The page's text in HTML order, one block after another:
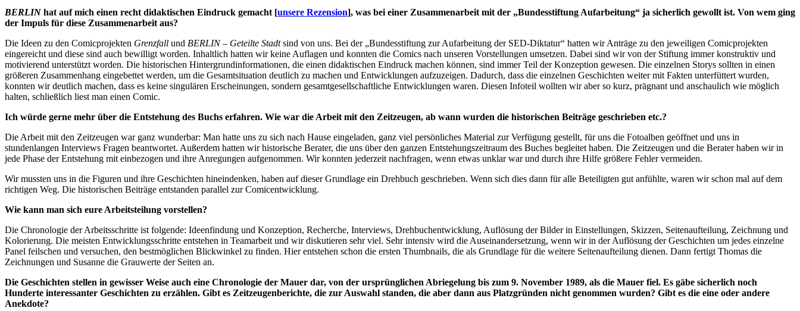
BERLIN hat auf mich einen recht didaktischen Eindruck gemacht [unsere Rezension], was bei einer Zusammenarbeit mit der „Bundesstiftung Aufarbeitung“ ja sicherlich gewollt ist. Von wem ging
der Impuls für diese Zusammenarbeit aus?
Die Ideen zu den Comicprojekten Grenzfall und BERLIN – Geteilte Stadtsind von uns. Bei der „Bundesstiftung zur Aufarbeitung der SED-Diktatur“ hatten wir Anträge zu den jeweiligen Comicprojekten
eingereicht und diese sind auch bewilligt worden. Inhaltlich hatten wir keine Auflagen und konnten die Comics nach unseren Vorstellungen umsetzen. Dabei sind wir von der Stiftung immer konstruktiv und
motivierend unterstützt worden. Die historischen Hintergrundinformationen, die einen didaktischen Eindruck machen können, sind immer Teil der Konzeption gewesen. Die einzelnen Storys sollten in einen
größeren Zusammenhang eingebettet werden, um die Gesamtsituation deutlich zu machen und Entwicklungen aufzuzeigen. Dadurch, dass die einzelnen Geschichten weiter mit Fakten unterfüttert wurden,
konnten wir deutlich machen, dass es keine singulären Erscheinungen, sondern gesamtgesellschaftliche Entwicklungen waren. Diesen Infoteil wollten wir aber so kurz, prägnant und anschaulich wie möglich
halten, schließlich liest man einen Comic.
Ich würde gerne mehr über die Entstehung des Buchs erfahren. Wie war die Arbeit mit den Zeitzeugen, ab wann wurden die historischen Beiträge geschrieben etc.?
Die Arbeit mit den Zeitzeugen war ganz wunderbar: Man hatte uns zu sich nach Hause eingeladen, ganz viel persönliches Material zur Verfügung gestellt, für uns die Fotoalben geöffnet und uns in
stundenlangen Interviews Fragen beantwortet. Außerdem hatten wir historische Berater, die uns über den ganzen Entstehungszeitraum des Buches begleitet haben. Die Zeitzeugen und die Berater haben wir in
jede Phase der Entstehung mit einbezogen und ihre Anregungen aufgenommen. Wir konnten jederzeit nachfragen, wenn etwas unklar war und durch ihre Hilfe größere Fehler vermeiden.
Wir mussten uns in die Figuren und ihre Geschichten hineindenken, haben auf dieser Grundlage ein Drehbuch geschrieben. Wenn sich dies dann für alle Beteiligten gut anfühlte, waren wir schon mal auf dem
richtigen Weg. Die historischen Beiträge entstanden parallel zur Comicentwicklung.
Wie kann man sich eure Arbeitsteilung vorstellen?
Die Chronologie der Arbeitsschritte ist folgende: Ideenfindung und Konzeption, Recherche, Interviews, Drehbuchentwicklung, Auflösung der Bilder in Einstellungen, Skizzen, Seitenaufteilung, Zeichnung und
Kolorierung. Die meisten Entwicklungsschritte entstehen in Teamarbeit und wir diskutieren sehr viel. Sehr intensiv wird die Auseinandersetzung, wenn wir in der Auflösung der Geschichten um jedes einzelne
Panel feilschen und versuchen, den bestmöglichen Blickwinkel zu finden. Hier entstehen schon die ersten Thumbnails, die als Grundlage für die weitere Seitenaufteilung dienen. Dann fertigt Thomas die
Zeichnungen und Susanne die Grauwerte der Seiten an.
Die Geschichten stellen in gewisser Weise auch eine Chronologie der Mauer dar, von der ursprünglichen Abriegelung bis zum 9. November 1989, als die Mauer fiel. Es gäbe sicherlich noch
Hunderte interessanter Geschichten zu erzählen. Gibt es Zeitzeugenberichte, die zur Auswahl standen, die aber dann aus Platzgründen nicht genommen wurden? Gibt es die eine oder andere
Anekdote?